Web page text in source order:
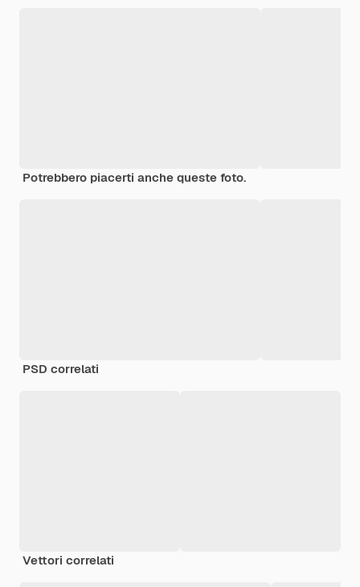
Potrebbero piacerti anche queste foto.
PSD correlati
Vettori correlati